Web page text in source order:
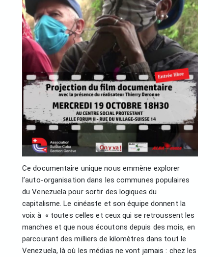
Ce documentaire unique nous emmène explorer
l’auto-organisation dans les communes populaires
du Venezuela pour sortir des logiques du
capitalisme. Le cinéaste et son équipe donnent la
voix à « toutes celles et ceux qui se retroussent les
manches et que nous écoutons depuis des mois, en
parcourant des milliers de kilomètres dans tout le
Venezuela, là où les médias ne vont jamais : chez les